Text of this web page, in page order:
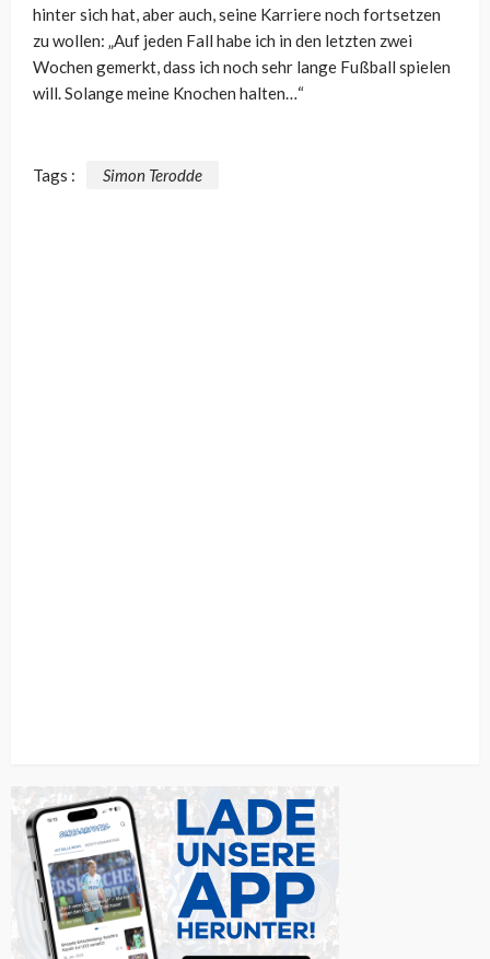
hinter sich hat, aber auch, seine Karriere noch fortsetzen
zu wollen: „Auf jeden Fall habe ich in den letzten zwei
Wochen gemerkt, dass ich noch sehr lange Fußball spielen
will. Solange meine Knochen halten…“
Tags : Simon Terodde